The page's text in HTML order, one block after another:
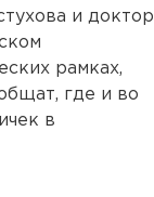
и доктор
рамках,
где и во
в